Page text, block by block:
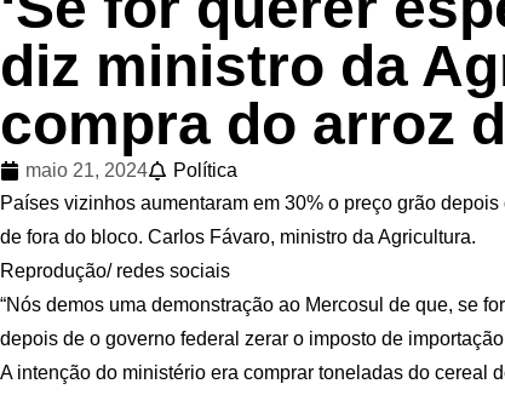
diz ministro da
compra do arroz
maio 21, 2024
Política
Países vizinhos aumentaram em 30% o preço grão
de fora do bloco. Carlos Fávaro, ministro da Agricultura.
Reprodução/ redes sociais
“Nós demos uma demonstração ao Mercosul de que, se
depois de o governo federal zerar o imposto de
A intenção do ministério era comprar toneladas do cereal